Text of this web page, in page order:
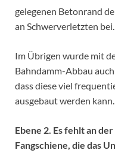
gelegenen Betonrand
an Schwerverletzten bei.
Im Übrigen wurde mit
Bahndamm-Abbau
dass diese viel
ausgebaut werden kann.
Ebene 2. Es fehlt an
Fangschiene, die das